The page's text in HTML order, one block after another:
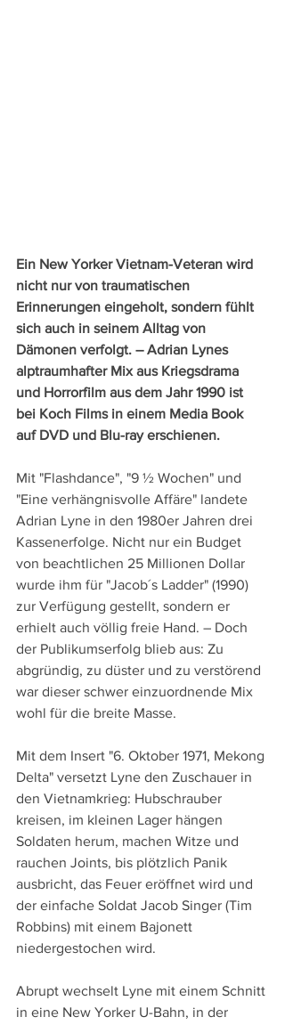
Ein New Yorker Vietnam-Veteran wird
nicht nur von traumatischen
Erinnerungen eingeholt, sondern fühlt
sich auch in seinem Alltag von
Dämonen verfolgt. – Adrian Lynes
alptraumhafter Mix aus Kriegsdrama
und Horrorfilm aus dem Jahr 1990 ist
bei Koch Films in einem Media Book
auf DVD und Blu-ray erschienen.
Mit "Flashdance", "9 ½ Wochen" und
"Eine verhängnisvolle Affäre" landete
Adrian Lyne in den 1980er Jahren drei
Kassenerfolge. Nicht nur ein Budget
von beachtlichen 25 Millionen Dollar
wurde ihm für "Jacob´s Ladder" (1990)
zur Verfügung gestellt, sondern er
erhielt auch völlig freie Hand. – Doch
der Publikumserfolg blieb aus: Zu
abgründig, zu düster und zu verstörend
war dieser schwer einzuordnende Mix
wohl für die breite Masse.
Mit dem Insert "6. Oktober 1971, Mekong
Delta" versetzt Lyne den Zuschauer in
den Vietnamkrieg: Hubschrauber
kreisen, im kleinen Lager hängen
Soldaten herum, machen Witze und
rauchen Joints, bis plötzlich Panik
ausbricht, das Feuer eröffnet wird und
der einfache Soldat Jacob Singer (Tim
Robbins) mit einem Bajonett
niedergestochen wird.
Abrupt wechselt Lyne mit einem Schnitt
in eine New Yorker U-Bahn, in der